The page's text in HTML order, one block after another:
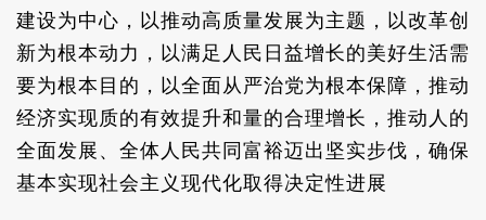
建设为中心，以推动高质量发展为主题，以改革创
新为根本动力，以满足人民日益增长的美好生活需
要为根本目的，以全面从严治党为根本保障，推动
经济实现质的有效提升和量的合理增长，推动人的
全面发展、全体人民共同富裕迈出坚实步伐，确保
基本实现社会主义现代化取得决定性进展